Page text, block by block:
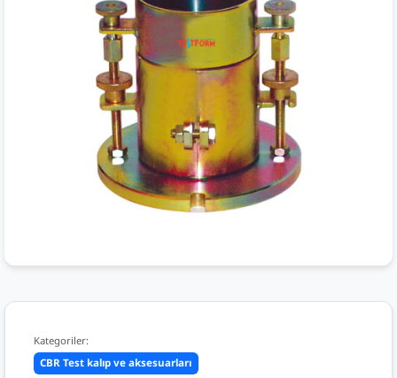
Kategoriler:
CBR Test kalıp ve aksesuarları